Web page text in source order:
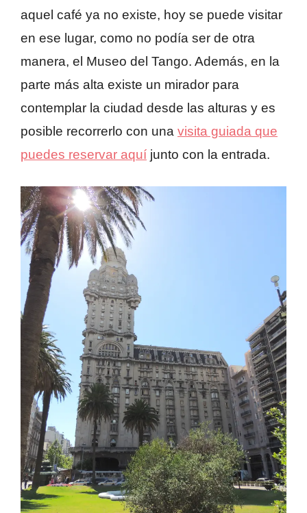
aquel café ya no existe, hoy se puede visitar
en ese lugar, como no podía ser de otra
manera, el Museo del Tango. Además, en la
parte más alta existe un mirador para
contemplar la ciudad desde las alturas y es
posible recorrerlo con una visita guiada que
puedes reservar aquí junto con la entrada.